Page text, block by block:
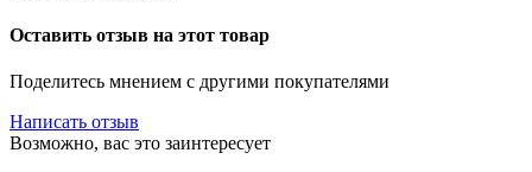
Оставить отзыв на этот товар
Поделитесь мнением с другими покупателями
Написать отзыв
Возможно, вас это заинтересует